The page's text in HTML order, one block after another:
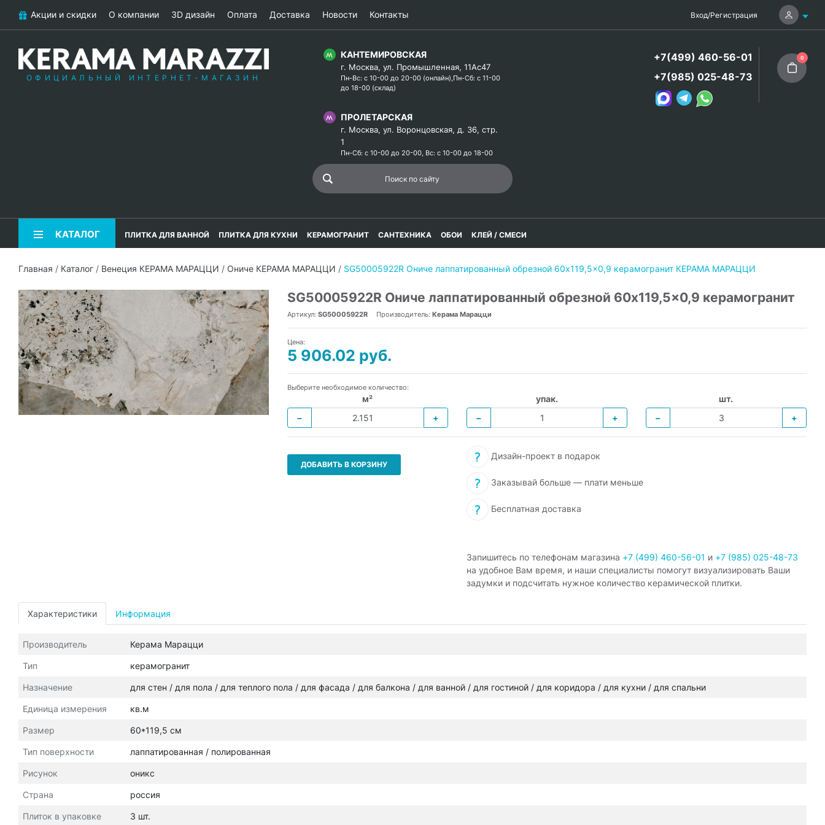
Акции и скидки О компании 3D дизайн Оплата Доставка Новости Контакты Вход/Регистрация
ОФИЦИАЛЬНЫЙ ИНТЕРНЕТ-МАГАЗИН
КАНТЕМИРОВСКАЯ
г. Москва, ул. Промышленная, 11Ас47
Пн-Вс: с 10-00 до 20-00 (онлайн),Пн-Сб: с 11-00
до 18-00 (склад)
ПРОЛЕТАРСКАЯ
г. Москва, ул. Воронцовская, д. 36, стр.
1
Пн-Сб: с 10-00 до 20-00, Вс: с 10-00 до 18-00
+7(499) 460-56-01
+7(985) 025-48-73
0
КАТАЛОГ ПЛИТКА ДЛЯ ВАННОЙ ПЛИТКА ДЛЯ КУХНИ КЕРАМОГРАНИТ САНТЕХНИКА ОБОИ КЛЕЙ / СМЕСИ
Главная / Каталог / Венеция КЕРАМА МАРАЦЦИ / Ониче КЕРАМА МАРАЦЦИ / SG50005922R Ониче лаппатированный обрезной 60x119,5x0,9 керамогранит КЕРАМА МАРАЦЦИ
SG50005922R Ониче лаппатированный обрезной 60x119,5x0,9 керамогранит
Артикул: SG50005922R Производитель: Керама Марацци
Цена:
5 906.02 руб.
Выберите необходимое количество:
м²
−
+
упак.
−
+
шт.
−
+
ДОБАВИТЬ В КОРЗИНУ
Дизайн-проект в подарок
Заказывай больше — плати меньше
Бесплатная доставка
Запишитесь по телефонам магазина +7 (499) 460-56-01 и +7 (985) 025-48-73
на удобное Вам время, и наши специалисты помогут визуализировать Ваши
задумки и подсчитать нужное количество керамической плитки.
Характеристики Информация
Производитель Керама Марацци
Тип керамогранит
Назначение для стен / для пола / для теплого пола / для фасада / для балкона / для ванной / для гостиной / для коридора / для кухни / для спальни
Единица измерения кв.м
Размер 60*119,5 см
Тип поверхности лаппатированная / полированная
Рисунок оникс
Страна россия
Плиток в упаковке 3 шт.